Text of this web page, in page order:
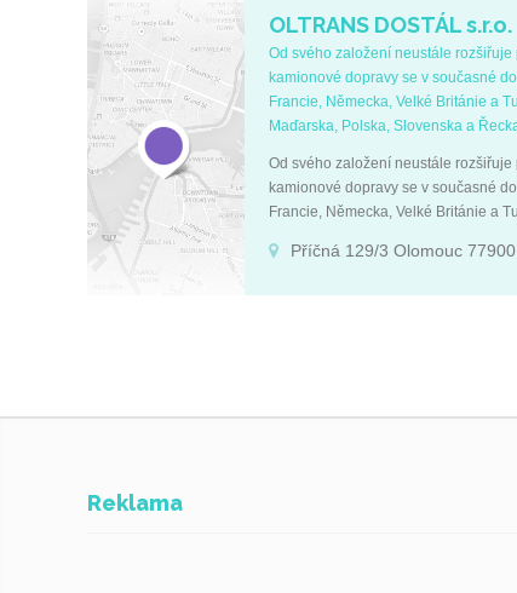
OLTRANS DOSTÁL s.r.o.
Od svého založení neustále
kamionové dopravy se v současné
Francie, Německa, Velké Británie a
Maďarska, Polska, Slovenska a
Od svého založení neustále
kamionové dopravy se v současné
Francie, Německa, Velké Británie a
Příčná 129/3 Olomouc 77900
Reklama